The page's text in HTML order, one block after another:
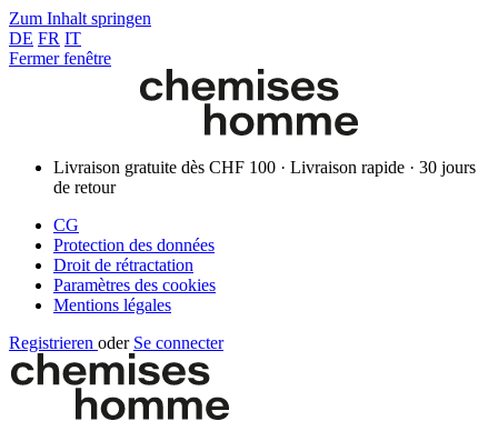
Zum Inhalt springen
DE FR IT
Fermer fenêtre
Livraison gratuite dès CHF 100 · Livraison rapide · 30 jours
de retour
CG
Protection des données
Droit de rétractation
Paramètres des cookies
Mentions légales
Registrieren oder Se connecter